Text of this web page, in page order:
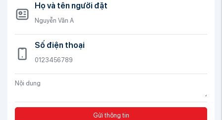
Họ và tên người đặt
Số điện thoại
Gửi thông tin